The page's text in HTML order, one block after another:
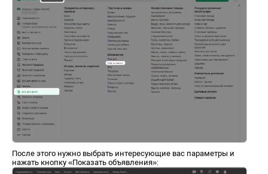
После этого нужно выбрать интересующие вас параметры и
нажать кнопку «Показать объявления»: